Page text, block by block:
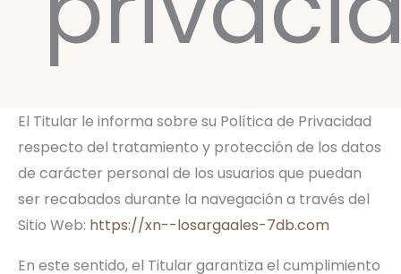
El Titular le informa sobre su Política de Privacidad
respecto del tratamiento y protección de los datos
de carácter personal de los usuarios que puedan
ser recabados durante la navegación a través del
Sitio Web: https://xn--losargaales-7db.com
En este sentido, el Titular garantiza el cumplimiento